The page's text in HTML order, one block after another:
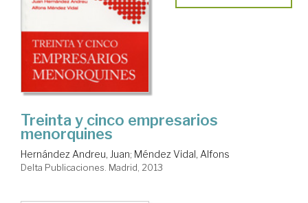
Treinta y cinco empresarios
menorquines
Hernández Andreu, Juan; Méndez Vidal, Alfons
Delta Publicaciones. Madrid, 2013